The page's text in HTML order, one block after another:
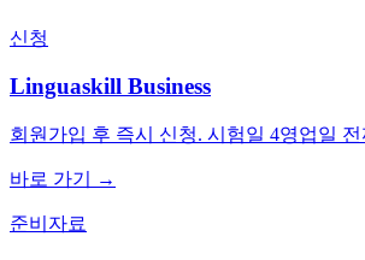
신청
Linguaskill Business
회원가입 후 즉시 신청. 시험일 4영업일
바로 가기 →
준비자료